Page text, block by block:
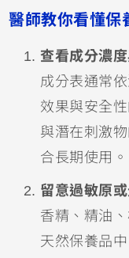
醫師教你看懂保
查看成分濃
成分表通常
效果與安全
與潛在刺激
合長期使用。
留意過敏原
香精、精油
天然保養品